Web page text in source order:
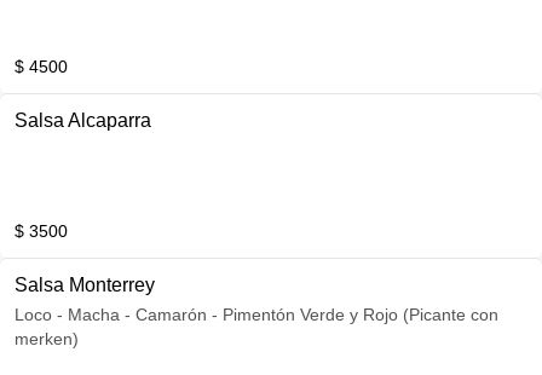
$ 4500
Salsa Alcaparra
$ 3500
Salsa Monterrey
Loco - Macha - Camarón - Pimentón Verde y Rojo (Picante con
merken)